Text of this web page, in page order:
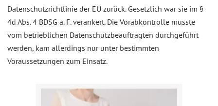
Datenschutzrichtlinie der EU zurück. Gesetzlich war sie im §
4d Abs. 4 BDSG a. F. verankert. Die Vorabkontrolle musste
vom betrieblichen Datenschutzbeauftragten durchgeführt
werden, kam allerdings nur unter bestimmten
Voraussetzungen zum Einsatz.